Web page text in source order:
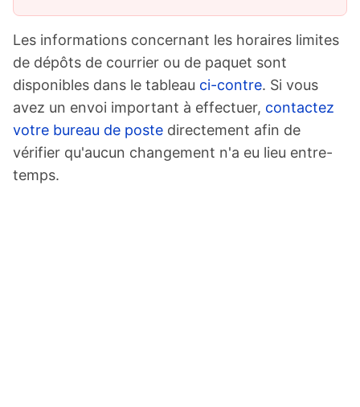
Les informations concernant les horaires limites
de dépôts de courrier ou de paquet sont
disponibles dans le tableau ci-contre. Si vous
avez un envoi important à effectuer, contactez
votre bureau de poste directement afin de
vérifier qu'aucun changement n'a eu lieu entre-
temps.